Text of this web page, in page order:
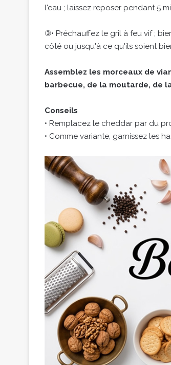
l'eau ; laissez reposer pendant 5
③• Préchauffez le gril à feu vif ;
côté ou jusqu'à ce qu'ils soient
Assemblez les morceaux de
barbecue, de la moutarde, de
Conseils
• Remplacez le cheddar par du
• Comme variante, garnissez les